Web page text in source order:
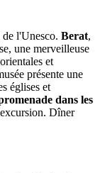
l'Unesco. Berat,
une merveilleuse
et
présente une
églises et
dans les
Dîner